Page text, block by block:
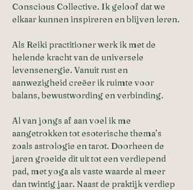
Conscious Collective. Ik geloof dat we
elkaar kunnen inspireren en blijven leren.
Als Reiki practitioner werk ik met de
helende kracht van de universele
levensenergie. Vanuit rust en
aanwezigheid creëer ik ruimte voor
balans, bewustwording en verbinding.
Al van jongs af aan voel ik me
aangetrokken tot esoterische thema’s
zoals astrologie en tarot. Doorheen de
jaren groeide dit uit tot een verdiepend
pad, met yoga als vaste waarde al meer
dan twintig jaar. Naast de praktijk verdiep